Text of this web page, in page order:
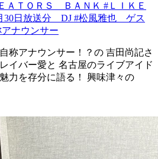
ＡＴＯＲＳ ＢＡＮＫ #ＬＩＫＥ
30日放送分 DJ #松風雅也 ゲス
アナウンサー
称アナウンサー！？の 吉田尚記さ
イバー愛と 名古屋のライブアイド
力を存分に語る！ 興味津々の